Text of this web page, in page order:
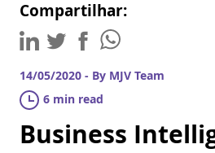
Compartilhar:
14/05/2020 - By MJV Team
6 min read
Business